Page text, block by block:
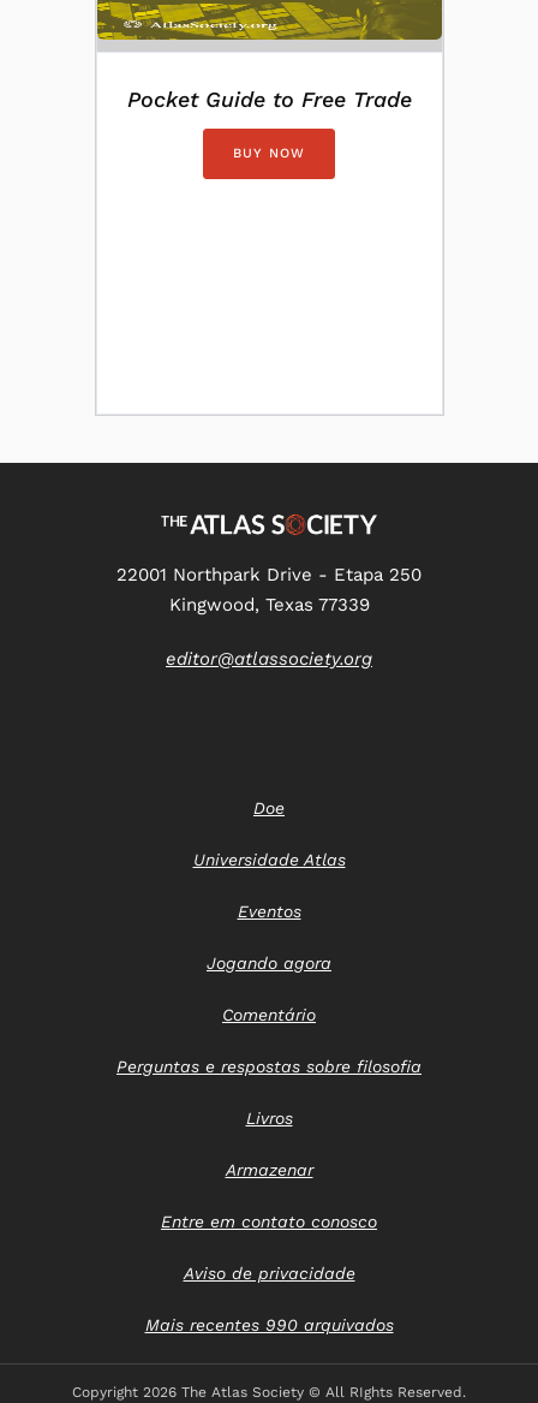
Pocket Guide to Free Trade
BUY NOW
22001 Northpark Drive - Etapa 250
Kingwood, Texas 77339
editor@atlassociety.org
Doe
Universidade Atlas
Eventos
Jogando agora
Comentário
Perguntas e respostas sobre filosofia
Livros
Armazenar
Entre em contato conosco
Aviso de privacidade
Mais recentes 990 arquivados
Copyright 2026 The Atlas Society © All RIghts Reserved.